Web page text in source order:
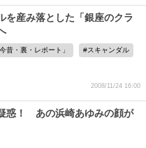
を産み落とした「銀座のクラ
昔・裏・レポート」 スキャンダル
2008/11/24 16:00
惑！ あの浜崎あゆみの顔が